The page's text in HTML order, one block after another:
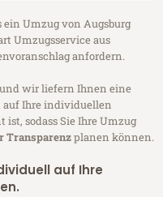
Umzug von Augsburg
Umzugsservice aus
anfordern.
wir liefern Ihnen eine
auf Ihre individuellen
sodass Sie Ihre Umzug
Transparenzplanen können.
auf Ihre